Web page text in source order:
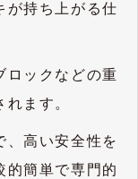
が持ち上がる仕
ロックなどの重
ます。
、高い安全性を
的簡単で専門的